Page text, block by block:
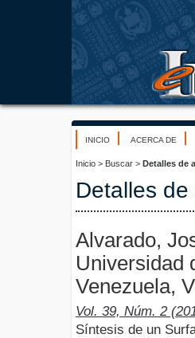
INICIO ACERCA DE
Inicio > Buscar > Detalles de
Detalles
Alvarado,
Universidad
Venezuela,
Vol. 39, Núm. 2
Síntesis de un